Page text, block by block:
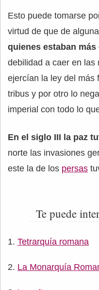
Esto puede tomarse
virtud de que de
quienes estaban
debilidad a caer en las
ejercían la ley del más
tribus y por otro lo
imperial con todo lo
En el siglo III la paz
norte las invasiones
este la de los persas
Te puede
Tetrarquía romana
La Monarquía